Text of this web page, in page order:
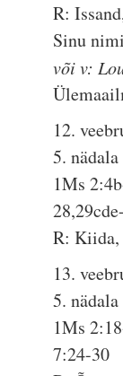
R:
Sinu
või v:
12.
5.
1Ms
R: Kiida,
13.
5.
1Ms
7:24-30